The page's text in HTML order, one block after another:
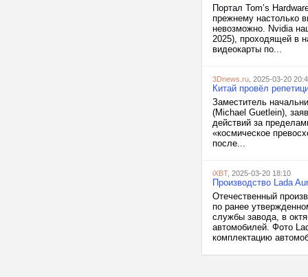
Портал Tom’s
прежнему настолько
невозможно. Nvidia
2025), проходящей в
видеокарты по...
3Dnews.ru , 2025-03-20
Китай провёл
Заместитель
(Michael Guetlein),
действий за
«космическое
после...
iXBT, 2025-03-20 18:10
Производство Lada
Отечественный
по ранее
службы завода, в
автомобилей. Фото
комплектацию